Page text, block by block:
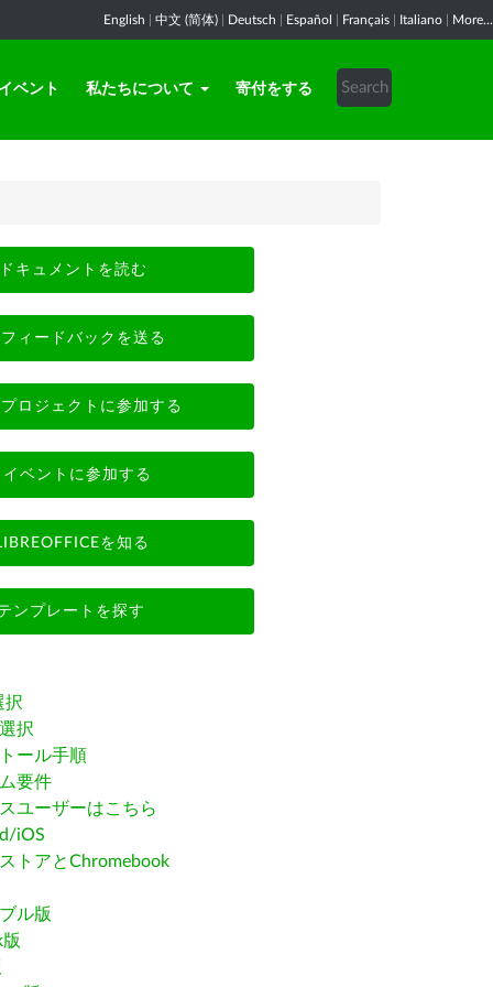
English 中文 (简体) Deutsch Español Français Italiano More...
イベント 私たちについて 寄付をする
ドキュメントを読む
フィードバックを送る
プロジェクトに参加する
イベントに参加する
を知る
ンプレートを探す
択
択
ール手順
要件
ユーザーはこちら
iOS
トアとChromebook
ル版